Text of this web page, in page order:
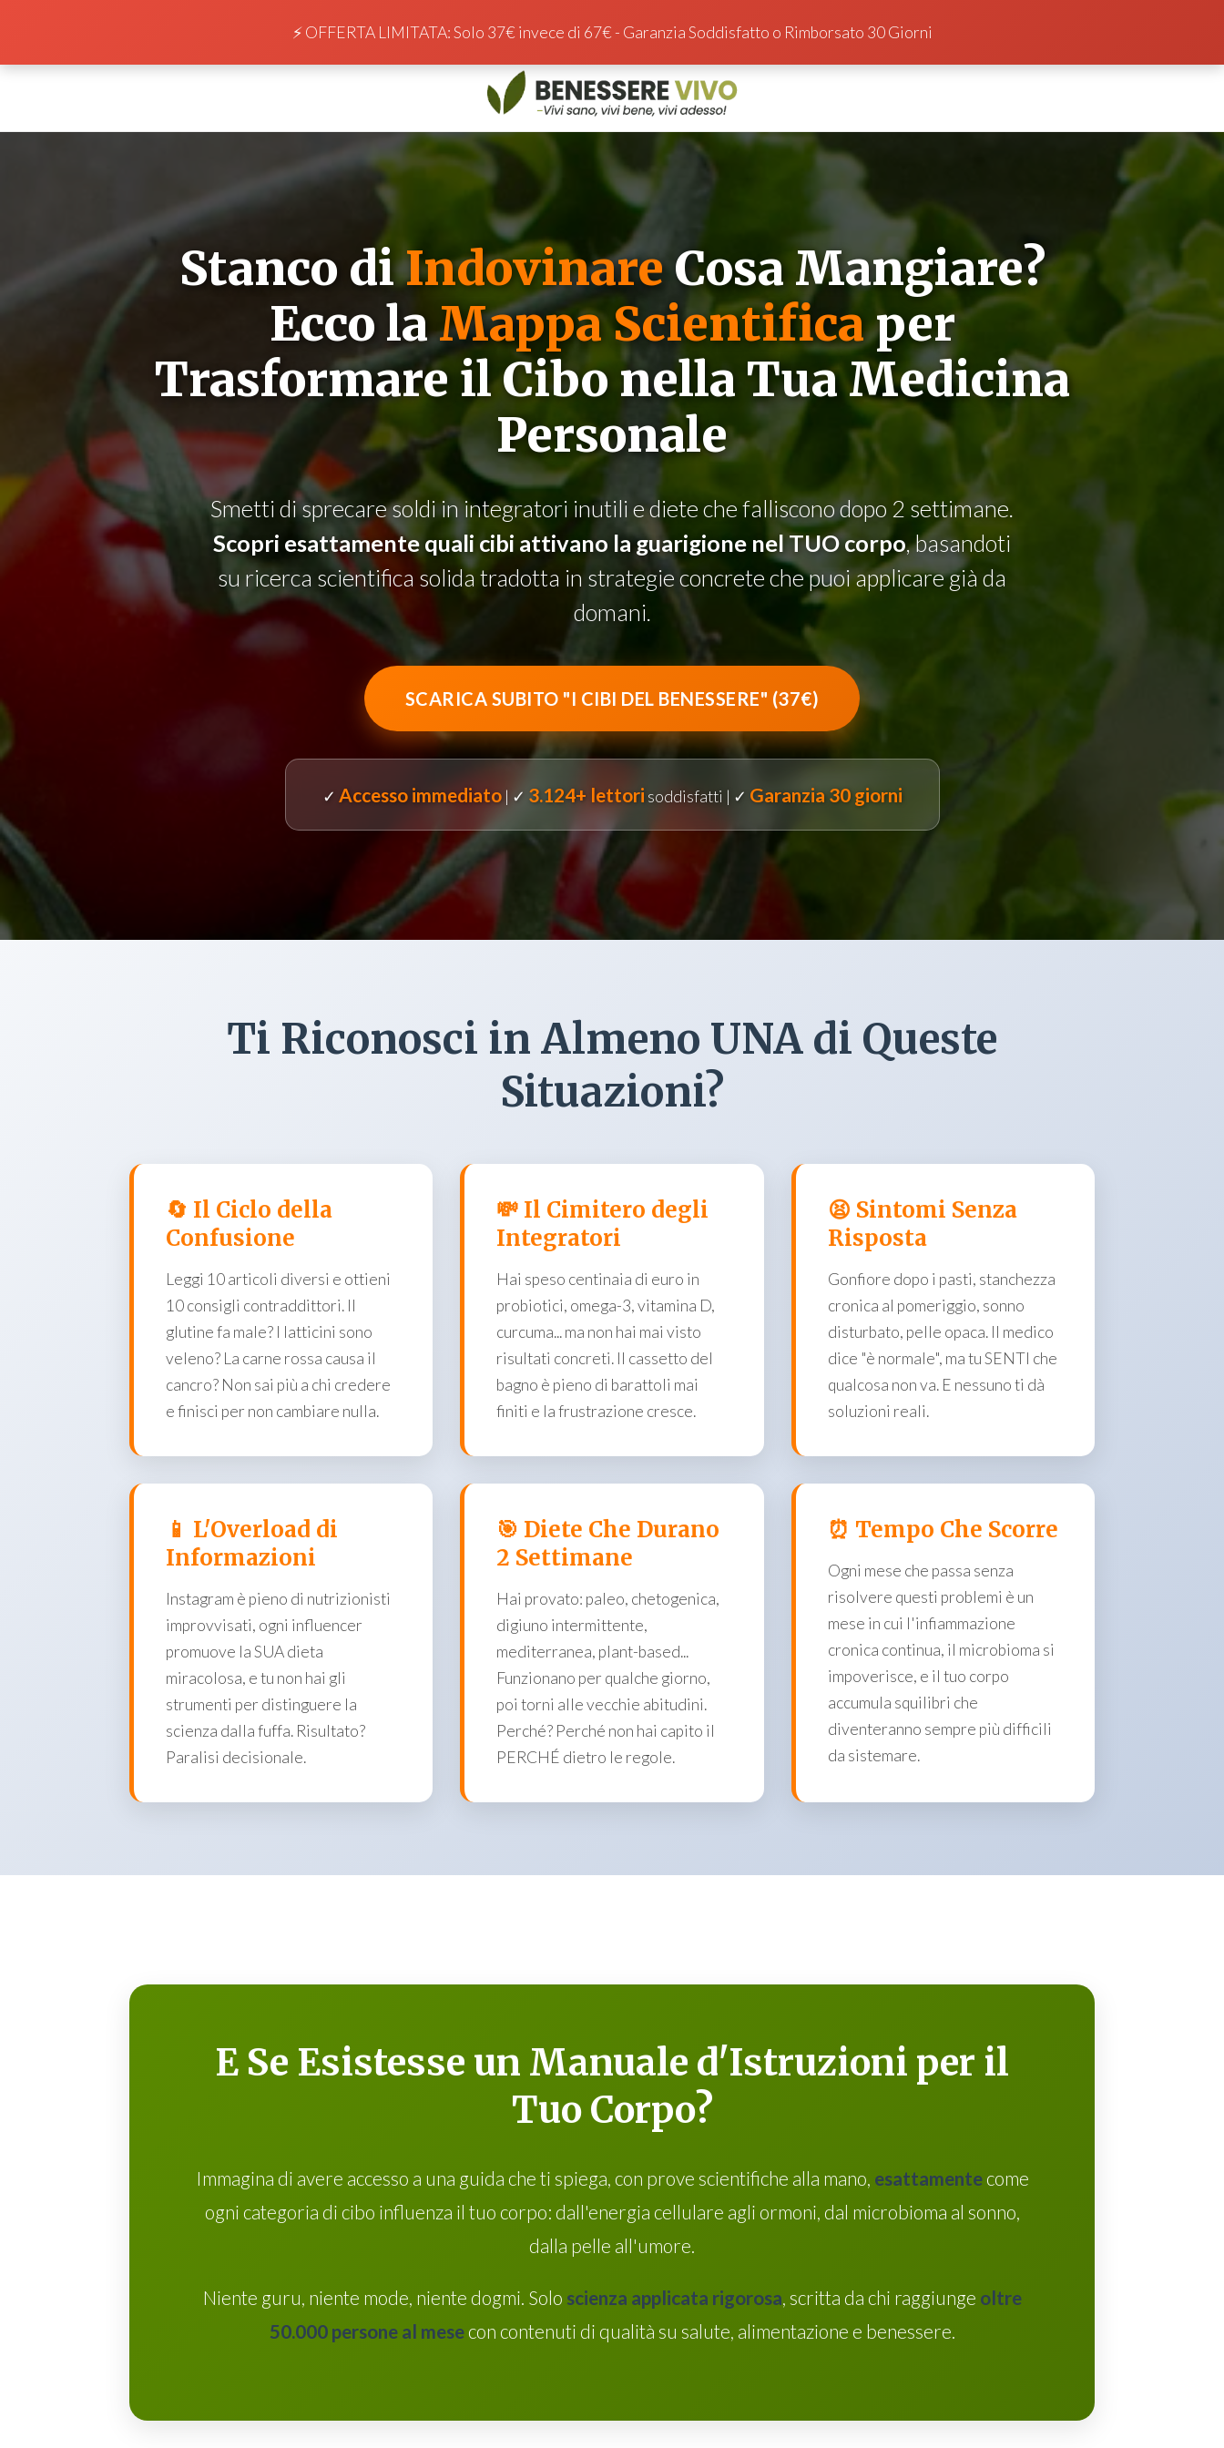
⚡ OFFERTA LIMITATA: Solo 37€ invece di 67€ - Garanzia Soddisfatto o Rimborsato 30 Giorni
Stanco diIndovinareCosa Mangiare?
Ecco laMappa Scientificaper
Trasformare il Cibo nella Tua Medicina
Personale
Smetti di sprecare soldi in integratori inutili e diete che falliscono dopo 2 settimane.
Scopri esattamente quali cibi attivano la guarigione nel TUO corpo, basandoti
su ricerca scientifica solida tradotta in strategie concrete che puoi applicare già da
domani.
SCARICA SUBITO "I CIBI DEL BENESSERE" (37€)
✓ Accesso immediato| ✓ 3.124+ lettori soddisfatti | ✓ Garanzia 30 giorni
Ti Riconosci in Almeno UNA di Queste
Situazioni?
🔄 Il Ciclo della
Confusione
Leggi 10 articoli diversi e ottieni
10 consigli contraddittori. Il
glutine fa male? I latticini sono
veleno? La carne rossa causa il
cancro? Non sai più a chi credere
e finisci per non cambiare nulla.
💸 Il Cimitero degli
Integratori
Hai speso centinaia di euro in
probiotici, omega-3, vitamina D,
curcuma... ma non hai mai visto
risultati concreti. Il cassetto del
bagno è pieno di barattoli mai
finiti e la frustrazione cresce.
😫 Sintomi Senza
Risposta
Gonfiore dopo i pasti, stanchezza
cronica al pomeriggio, sonno
disturbato, pelle opaca. Il medico
dice "è normale", ma tu SENTI che
qualcosa non va. E nessuno ti dà
soluzioni reali.
📱 L'Overload di
Informazioni
Instagram è pieno di nutrizionisti
improvvisati, ogni influencer
promuove la SUA dieta
miracolosa, e tu non hai gli
strumenti per distinguere la
scienza dalla fuffa. Risultato?
Paralisi decisionale.
🎯 Diete Che Durano
2 Settimane
Hai provato: paleo, chetogenica,
digiuno intermittente,
mediterranea, plant-based...
Funzionano per qualche giorno,
poi torni alle vecchie abitudini.
Perché? Perché non hai capito il
PERCHÉ dietro le regole.
⏰ Tempo Che Scorre
Ogni mese che passa senza
risolvere questi problemi è un
mese in cui l'infiammazione
cronica continua, il microbioma si
impoverisce, e il tuo corpo
accumula squilibri che
diventeranno sempre più difficili
da sistemare.
E Se Esistesse un Manuale d'Istruzioni per il
Tuo Corpo?
Immagina di avere accesso a una guida che ti spiega, con prove scientifiche alla mano, esattamentecome
ogni categoria di cibo influenza il tuo corpo: dall'energia cellulare agli ormoni, dal microbioma al sonno,
dalla pelle all'umore.
Niente guru, niente mode, niente dogmi. Solo scienza applicata rigorosa , scritta da chi raggiunge oltre
50.000 persone al mesecon contenuti di qualità su salute, alimentazione e benessere.